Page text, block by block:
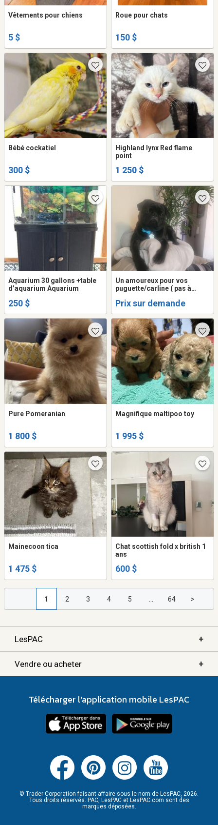
Vêtements pour chiens
5 $
Roue pour chats
150 $
Bébé cockatiel
300 $
Highland lynx Red flame
point
1 250 $
Aquarium 30 gallons +table
d’aquarium Aquarium
250 $
Un amoureux pour vos
puguette/carline ( pas à
Prix sur demande
Pure Pomeranian
1 800 $
Magnifique maltipoo toy
1 995 $
Mainecoon tica
1 475 $
Chat scottish fold x british 1
ans
600 $
1 2 3 4 5 64 >
LesPAC +
Vendre ou acheter +
Télécharger l'application mobile LesPAC
© Trader Corporation faisant affaire sous le nom de LesPAC, 2026.
Tous droits réservés. PAC, LesPAC et LesPAC.com sont des
marques déposées.